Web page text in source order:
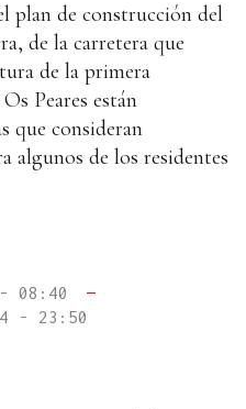
plan de construcción del
de la carretera que
de la primera
Peares están
que consideran
algunos de los residentes
08:40
—
- 23:50